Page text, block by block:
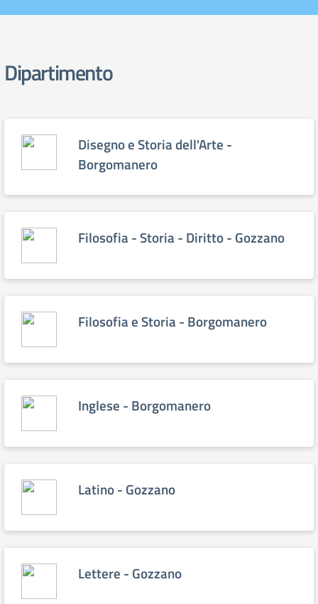
Dipartimento
Disegno e Storia dell'Arte -
Borgomanero
Filosofia - Storia - Diritto - Gozzano
Filosofia e Storia - Borgomanero
Inglese - Borgomanero
Latino - Gozzano
Lettere - Gozzano